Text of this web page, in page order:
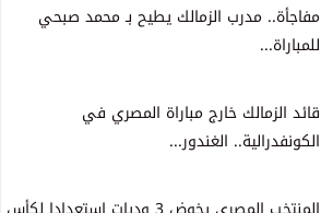
مفاجأة.. مدرب الزمالك يطيح بـ محمد صبحي
للمباراة...
قائد الزمالك خارج مباراة المصري في
الكونفدرالية.. الغندور...